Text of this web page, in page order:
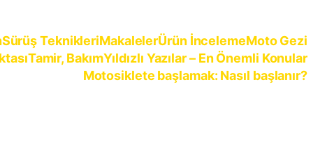
Sürüş TeknikleriMakalelerÜrün İncelemeMoto Gezi
Tamir, BakımYıldızlı Yazılar – En Önemli Konular
Motosiklete başlamak: Nasıl başlanır?